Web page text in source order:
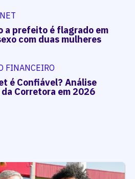
a prefeito é flagrado em
com duas mulheres
FINANCEIRO
é Confiável? Análise
Corretora em 2026